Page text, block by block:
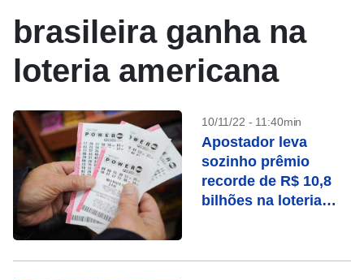
brasileira ganha na
loteria americana
10/11/22 - 11:40min
Apostador leva
sozinho prêmio
recorde de R$ 10,8
bilhões na loteria